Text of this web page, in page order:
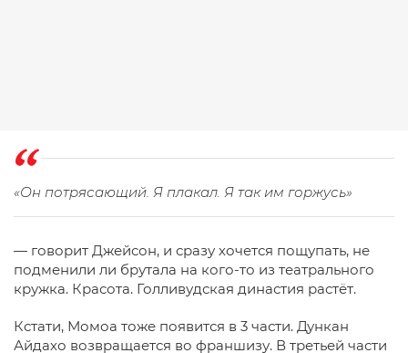
«Он потрясающий. Я плакал. Я так им горжусь»
— говорит Джейсон, и сразу хочется пощупать, не
подменили ли брутала на кого-то из театрального
кружка. Красота. Голливудская династия растёт.
Кстати, Момоа тоже появится в 3 части. Дункан
Айдахо возвращается во франшизу. В третьей части